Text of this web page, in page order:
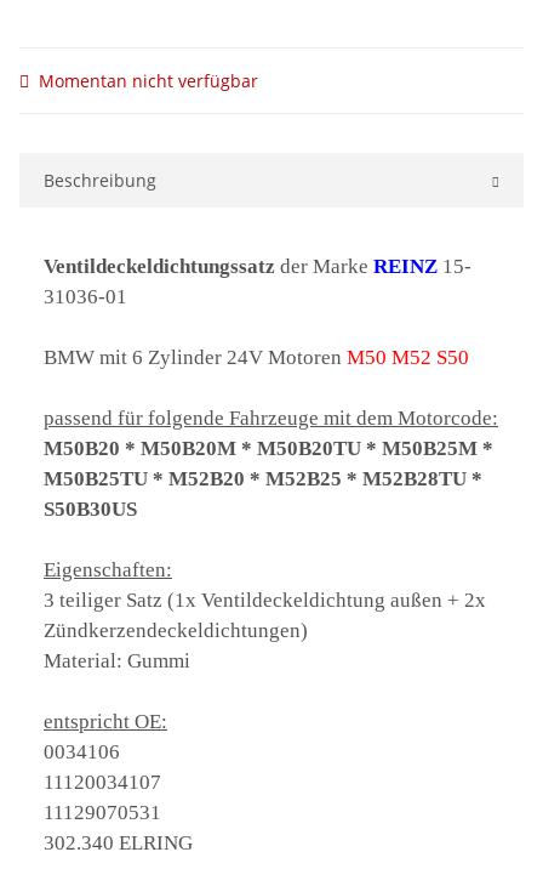
Momentan nicht verfügbar
Beschreibung
Ventildeckeldichtungssatz der Marke REINZ 15-
31036-01
BMW mit 6 Zylinder 24V Motoren M50 M52 S50
passend für folgende Fahrzeuge mit dem Motorcode:
M50B20 * M50B20M * M50B20TU * M50B25M *
M50B25TU * M52B20 * M52B25 * M52B28TU *
S50B30US
Eigenschaften:
3 teiliger Satz (1x Ventildeckeldichtung außen + 2x
Zündkerzendeckeldichtungen)
Material: Gummi
entspricht OE:
0034106
11120034107
11129070531
302.340 ELRING